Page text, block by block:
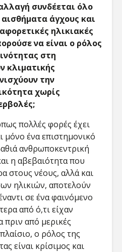
συνδέεται όλο
άγχους και
ηλικιακές
να είναι ο ρόλος
στη
κλιματικής
την
χωρίς
πολλές φορές έχει
μόνο ένα επιστημονικό
ανθρωποκεντρική
η αβεβαιότητα που
στους νέους, αλλά και
ηλικιών, αποτελούν
σε ένα φαινόμενο
από ό,τι είχαν
πριν από μερικές
ο ρόλος της
είναι κρίσιμος και